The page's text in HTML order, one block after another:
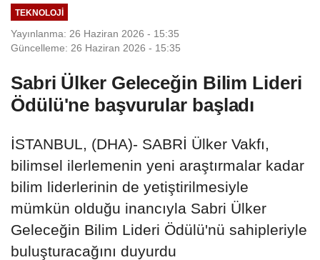
TEKNOLOJI
Yayınlanma: 26 Haziran 2026 - 15:35
Güncelleme: 26 Haziran 2026 - 15:35
Sabri Ülker Geleceğin Bilim Lideri
Ödülü'ne başvurular başladı
İSTANBUL, (DHA)- SABRİ Ülker Vakfı,
bilimsel ilerlemenin yeni araştırmalar kadar
bilim liderlerinin de yetiştirilmesiyle
mümkün olduğu inancıyla Sabri Ülker
Geleceğin Bilim Lideri Ödülü'nü sahipleriyle
buluşturacağını duyurdu